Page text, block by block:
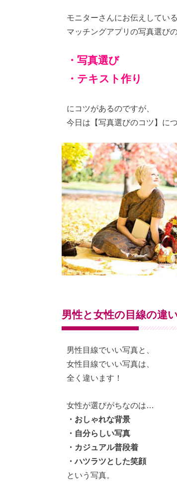
モニターさんにお伝えしている
マッチングアプリの写真選び
・写真選び
・テキスト作り
にコツがあるのですが、
今日は【写真選びのコツ】に
男性と女性の目線の違
男性目線でいい写真と、
女性目線でいい写真は、
全く違います！
女性が選びがちなのは…
・おしゃれな背景
・自分らしい写真
・カジュアル普段着
・ハツラツとした笑顔
という写真。